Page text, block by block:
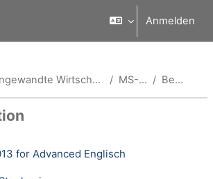
Anmelden
Fakultät Angewandte Wirtschaftswissenschaften (School of Management) MS-Office-WBT Beschreibung
for Advanced Englisch